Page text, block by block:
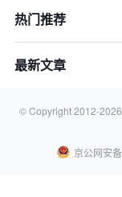
热门推荐
最新文章
© Copyright 2012-2026
京公网安